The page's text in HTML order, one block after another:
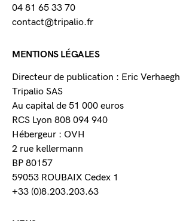
04 81 65 33 70
contact@tripalio.fr
MENTIONS LÉGALES
Directeur de publication : Eric
Tripalio SAS
Au capital de 51 000 euros
RCS Lyon 808 094 940
Hébergeur : OVH
2 rue kellermann
BP 80157
59053 ROUBAIX Cedex 1
+33 (0)8.203.203.63